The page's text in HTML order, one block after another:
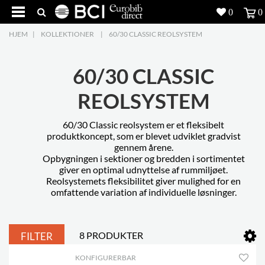
5
Produkter
8
5
Kontakt os
HJEM | KOLLEKTIONER | 60/30 CLASSIC REOLSYSTEM
60/30 CLASSIC
REOLSYSTEM
60/30 Classic reolsystem er et fleksibelt
produktkoncept, som er blevet udviklet gradvist
gennem årene.
Opbygningen i sektioner og bredden i sortimentet
giver en optimal udnyttelse af rummiljøet.
Reolsystemets fleksibilitet giver mulighed for en
omfattende variation af individuelle løsninger.
FILTER 8 PRODUKTER
KONFIGURERBAR
0 0